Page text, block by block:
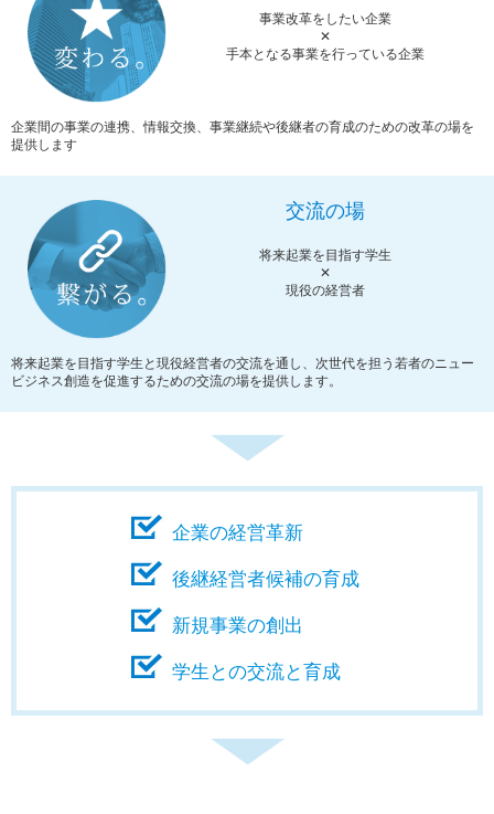
事業改革をしたい企業
✕
手本となる事業を行っている企業
企業間の事業の連携、情報交換、事業継続や後継者の育成のための改革の場を
提供します
交流の場
将来起業を目指す学生
✕
現役の経営者
将来起業を目指す学生と現役経営者の交流を通し、次世代を担う若者のニュー
ビジネス創造を促進するための交流の場を提供します。
企業の経営革新
後継経営者候補の育成
新規事業の創出
学生との交流と育成